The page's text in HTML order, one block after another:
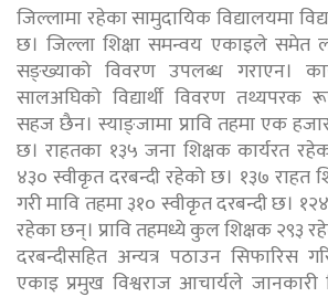
जिल्लामा रहेका सामुदायिक विद्यालयमा
छ। जिल्ला शिक्षा समन्वय एकाइले समेत
सङ्ख्याको विवरण उपलब्ध गराएन।
सालअघिको विद्यार्थी विवरण तथ्यपरक
सहज छैन। स्याङ्जामा प्रावि तहमा एक
छ। राहतका १३५ जना शिक्षक कार्यरत
४३० स्वीकृत दरबन्दी रहेको छ। १३७ राहत
गरी मावि तहमा ३१० स्वीकृत दरबन्दी छ।
रहेका छन्। प्रावि तहमध्ये कुल शिक्षक २९३
दरबन्दीसहित अन्यत्र पठाउन सिफारिस
एकाइ प्रमुख विश्वराज आचार्यले जानकारी